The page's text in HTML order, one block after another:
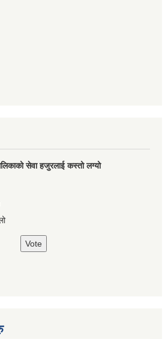
सेवा हजुरलाई कस्तो लग्यो